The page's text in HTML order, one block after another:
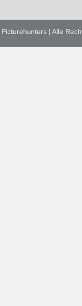
| Alle